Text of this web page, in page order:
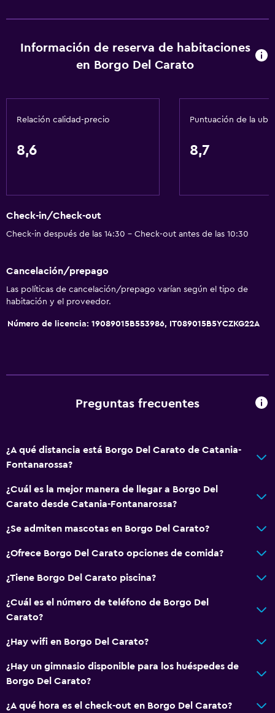
Información de reserva de habitaciones
en Borgo Del Carato
Relación calidad-precio
8,6
Puntuación de la
8,7
Check-in/Check-out
Check-in después de las 14:30 - Check-out antes de las 10:30
Cancelación/prepago
Las políticas de cancelación/prepago varían según el tipo de
habitación y el proveedor.
Número de licencia: 19089015B553986, IT089015B5YCZKG22A
Preguntas frecuentes
¿A qué distancia está Borgo Del Carato de Catania-
Fontanarossa?
¿Cuál es la mejor manera de llegar a Borgo Del
Carato desde Catania-Fontanarossa?
¿Se admiten mascotas en Borgo Del Carato?
¿Ofrece Borgo Del Carato opciones de comida?
¿Tiene Borgo Del Carato piscina?
¿Cuál es el número de teléfono de Borgo Del
Carato?
¿Hay wifi en Borgo Del Carato?
¿Hay un gimnasio disponible para los huéspedes de
Borgo Del Carato?
¿A qué hora es el check-out en Borgo Del Carato?